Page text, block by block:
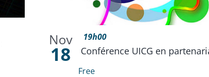
Nov
18
19h00
Conférence UICG en
Free